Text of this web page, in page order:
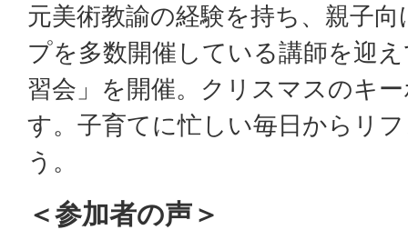
元美術教諭の経験を持ち、親子
プを多数開催している講師を迎
習会」を開催。クリスマスのキ
す。子育てに忙しい毎日からリ
う。
＜参加者の声＞